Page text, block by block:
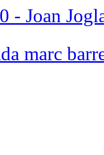
- Joan
marc